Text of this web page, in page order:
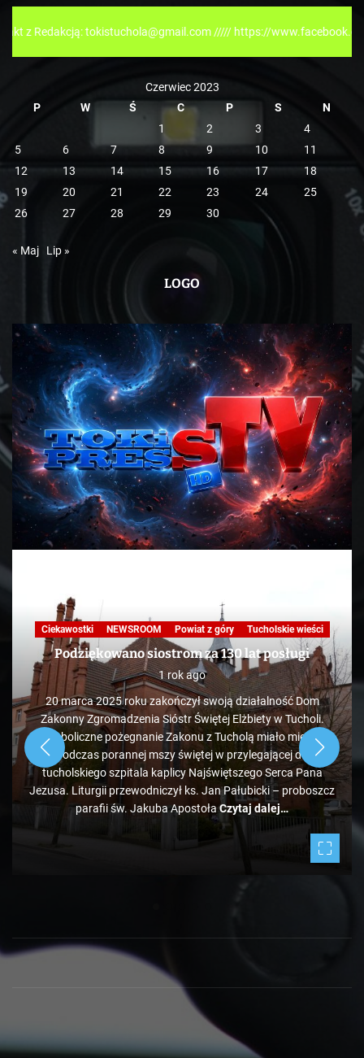
i
e
tokistuchola@gmail.com ///// https://www.facebook.com/
Czerwiec 2023
P
W Ś C P S
N
1
2 3
4
5
6 7 8 9 10
11
12
13 14 15 16 17
18
19
20 21 22 23 24
25
26
27 28 29 30
« Maj Lip »
LOGO
Ciekawostki NEWSROOM Powiat z góry Tucholskie wieści
Podziękowano siostrom za 130 lat posługi
1 rok ago
20 marca 2025 roku zakończył swoją działalność Dom
Zakonny Zgromadzenia Sióstr Świętej Elżbiety w Tucholi.
Symboliczne pożegnanie Zakonu z Tucholą miało miejsce
podczas porannej mszy świętej w przylegającej do
tucholskiego szpitala kaplicy Najświętszego Serca Pana
Jezusa. Liturgii przewodniczył ks. Jan Pałubicki – proboszcz
parafii św. Jakuba ApostołaCzytaj dalej…